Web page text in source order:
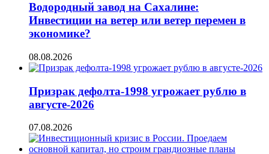
Водородный завод на Сахалине:
Инвестиции на ветер или ветер перемен в
экономике?
08.08.2026
Призрак дефолта-1998 угрожает рублю в
августе-2026
07.08.2026